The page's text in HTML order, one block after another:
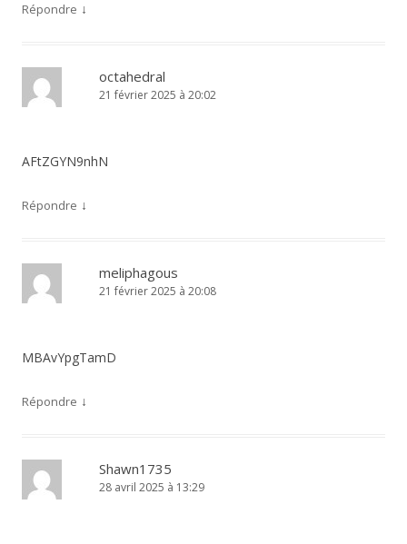
Répondre ↓
octahedral
21 février 2025 à 20:02
AFtZGYN9nhN
Répondre ↓
meliphagous
21 février 2025 à 20:08
MBAvYpgTamD
Répondre ↓
Shawn1735
28 avril 2025 à 13:29